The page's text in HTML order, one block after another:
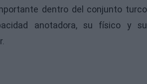
dentro del conjunto turco
anotadora, su físico y su